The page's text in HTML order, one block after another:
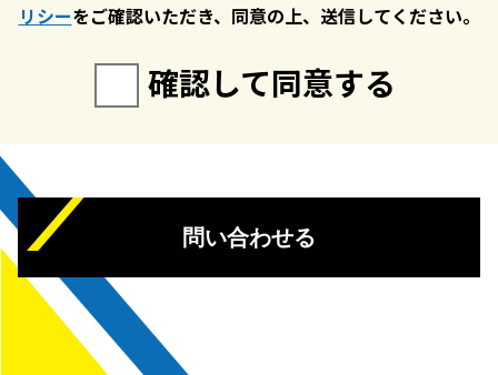
リシーをご確認いただき、同意の上、送信してください。
確認して同意する
問い合わせる